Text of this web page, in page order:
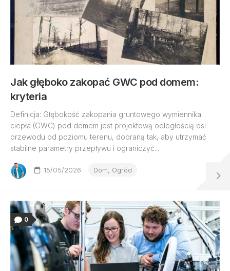
Jak głęboko zakopać GWC pod domem:
kryteria
Definicja: Głębokość zakopania gruntowego wymiennika
ciepła (GWC) pod domem jest projektową odległością osi
przewodu od poziomu terenu, dobraną tak, aby utrzymać
stabilne parametry przepływu i ograniczyć...
15/05/2026 Dom, Ogród
0